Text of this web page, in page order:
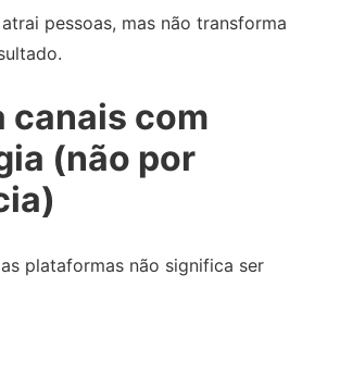
pessoas, mas não transforma
canais com
(não por
plataformas não significa ser